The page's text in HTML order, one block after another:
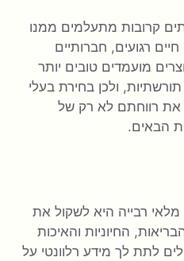
קרובות מתעלמים ממנו
רגועים, חברותיים
מועמדים טובים יותר
ולכן בחירת בעלי
את רווחתם לא רק של
הבאים.
רבייה היא לשקול את
החיוניות והאיכות
לתת לך מידע רלוונטי על